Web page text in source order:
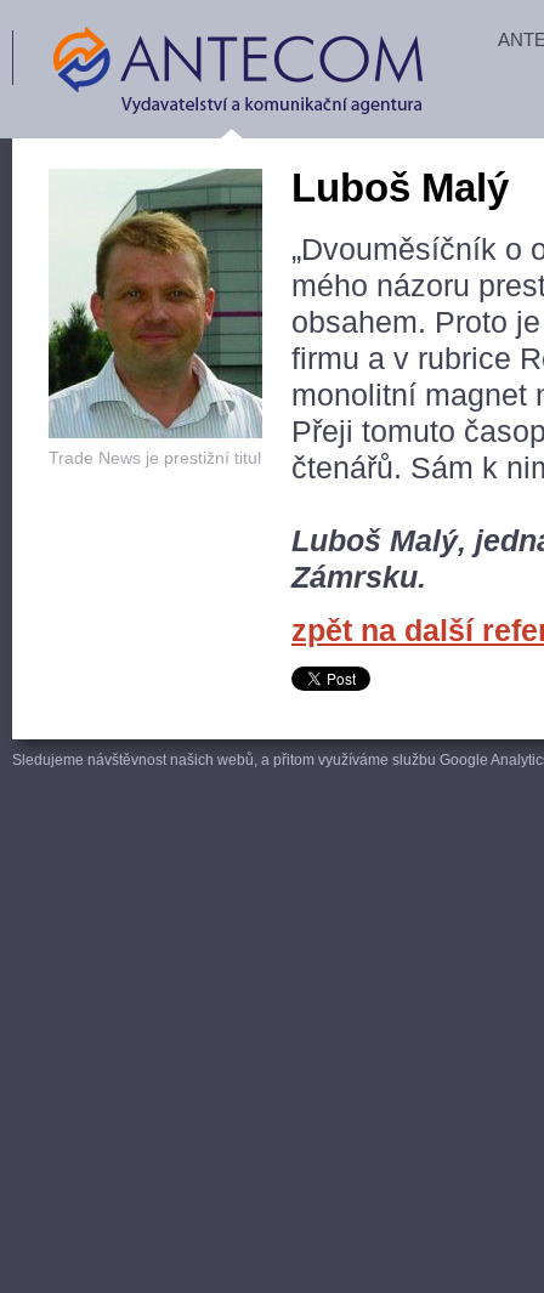
Trade News je prestižní titul
Luboš Malý
„Dvouměsíčník o
mého názoru
obsahem. Proto
firmu a v rubrice
monolitní magnet
Přeji tomuto
čtenářů. Sám k
Luboš Malý,
Zámrsku.
zpět na další
Sledujeme návštěvnost našich webů, a přitom využíváme službu Google